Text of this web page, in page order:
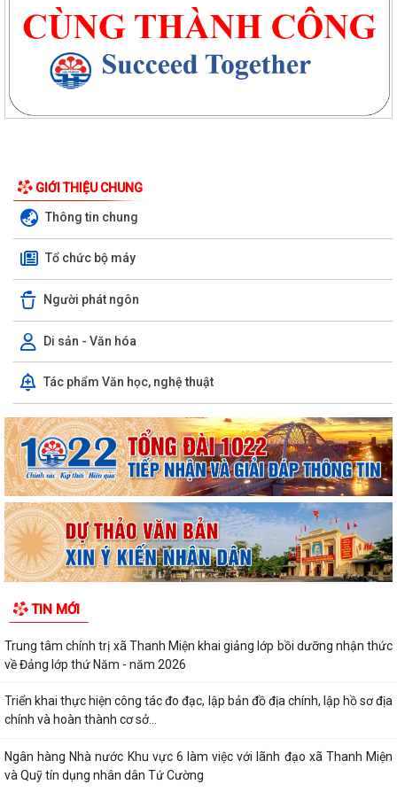
GIỚI THIỆU CHUNG
Thông tin chung
Tổ chức bộ máy
Người phát ngôn
Di sản - Văn hóa
Tác phẩm Văn học, nghệ thuật
TIN MỚI
Trung tâm chính trị xã Thanh Miện khai giảng lớp bồi dưỡng nhận thức
về Đảng lớp thứ Năm - năm 2026
Triển khai thực hiện công tác đo đạc, lập bản đồ địa chính, lập hồ sơ địa
chính và hoàn thành cơ sở...
Ngân hàng Nhà nước Khu vực 6 làm việc với lãnh đạo xã Thanh Miện
và Quỹ tín dụng nhân dân Tứ Cường